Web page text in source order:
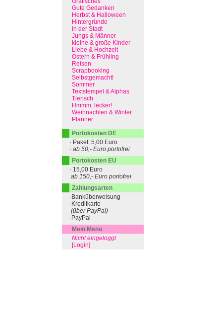
Gute Gedanken
Herbst & Halloween
Hintergründe
In der Stadt
Jungs & Männer
kleine & große Kinder
Liebe & Hochzeit
Ostern & Frühling
Reisen
Scrapbooking
Selbstgemacht!
Sommer
Textstempel & Alphas
Tierisch
Hmmm, lecker!
Weihnachten & Winter
Planner
Portokosten DE
· Paket: 5,00 Euro
· ab 50,- Euro portofrei
Portokosten EU
· 15,00 Euro
ab 150,- Euro portofrei
Zahlungsarten
·Banküberweisung
·Kreditkarte
(über PayPal)
·PayPal
Mein Menu
Nicht eingeloggt
[Login]